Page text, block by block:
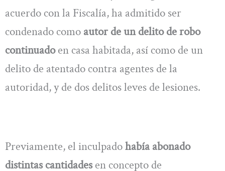
acuerdo con la Fiscalía, ha admitido ser
condenado como autor de un delito de robo
continuadoen casa habitada, así como de un
delito de atentado contra agentes de la
autoridad, y de dos delitos leves de lesiones.
Previamente, el inculpadohabía abonado
distintas cantidadesen concepto de